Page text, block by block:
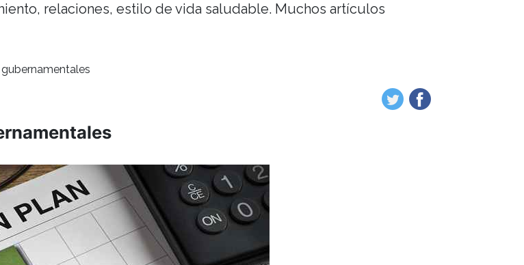
relaciones, estilo de vida saludable. Muchos artículos